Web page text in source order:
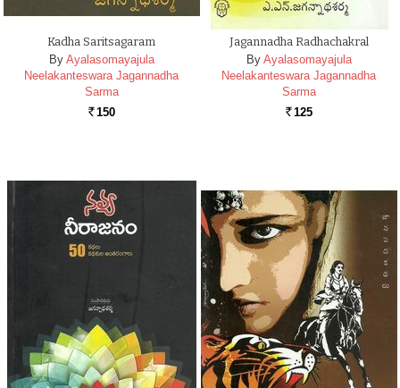
Kadha Saritsagaram
By Ayalasomayajula
Neelakanteswara Jagannadha
Sarma
Rs. 150
Jagannadha Radhachakral
By Ayalasomayajula
Neelakanteswara Jagannadha
Sarma
Rs. 125